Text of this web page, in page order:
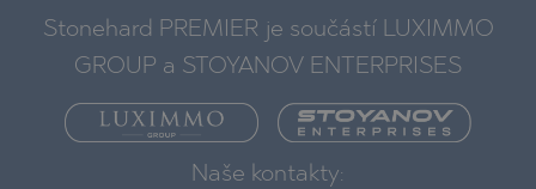
Stonehard PREMIER je součástí LUXIMMO
GROUP a STOYANOV ENTERPRISES
Naše kontakty: